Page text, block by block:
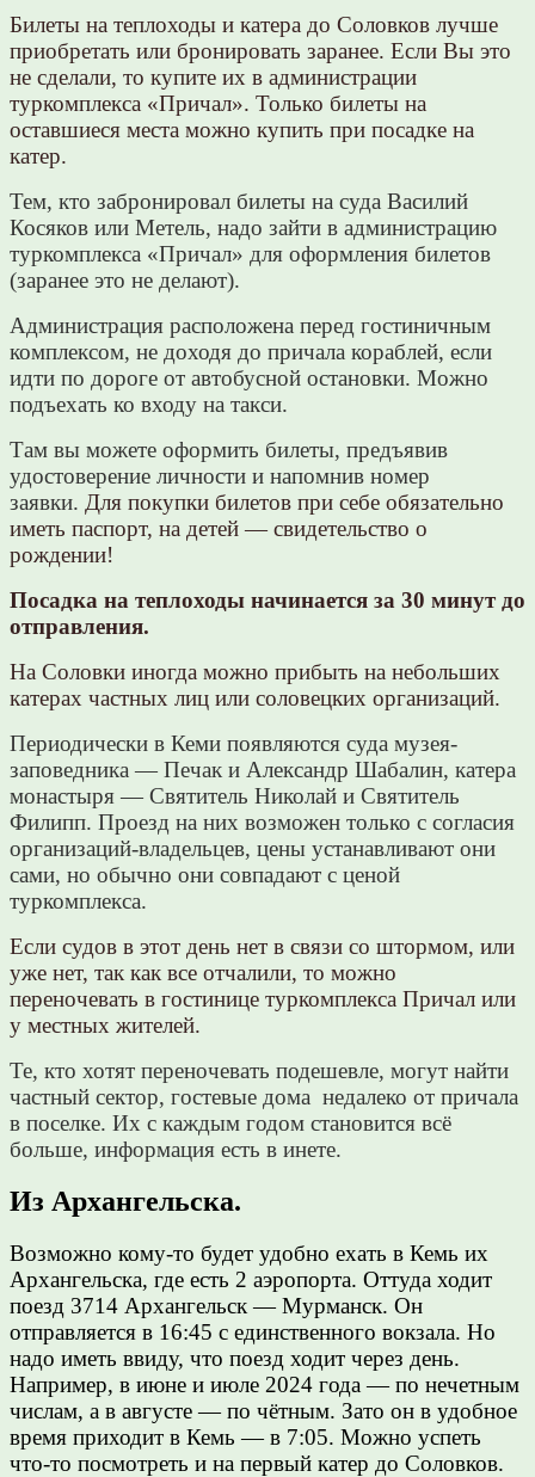
Билеты на теплоходы и катера до Соловков лучше
приобретать или бронировать заранее. Если Вы это
не сделали, то купите их в администрации
туркомплекса «Причал». Только билеты на
оставшиеся места можно купить при посадке на
катер.
Тем, кто забронировал билеты на суда Василий
Косяков или Метель, надо зайти в администрацию
туркомплекса «Причал» для оформления билетов
(заранее это не делают).
Администрация расположена перед гостиничным
комплексом, не доходя до причала кораблей, если
идти по дороге от автобусной остановки. Можно
подъехать ко входу на такси.
Там вы можете оформить билеты, предъявив
удостоверение личности и напомнив номер
заявки. Для покупки билетов при себе обязательно
иметь паспорт, на детей — свидетельство о
рождении!
Посадка на теплоходы начинается за 30 минут до
отправления.
На Соловки иногда можно прибыть на небольших
катерах частных лиц или соловецких организаций.
Периодически в Кеми появляются суда музея-
заповедника — Печак и Александр Шабалин, катера
монастыря — Святитель Николай и Святитель
Филипп. Проезд на них возможен только с согласия
организаций-владельцев, цены устанавливают они
сами, но обычно они совпадают с ценой
туркомплекса.
Если судов в этот день нет в связи со штормом, или
уже нет, так как все отчалили, то можно
переночевать в гостинице туркомплекса Причал или
у местных жителей.
Те, кто хотят переночевать подешевле, могут найти
частный сектор, гостевые дома недалеко от причала
в поселке. Их с каждым годом становится всё
больше, информация есть в инете.
Из Архангельска.
Возможно кому-то будет удобно ехать в Кемь их
Архангельска, где есть 2 аэропорта. Оттуда ходит
поезд 3714 Архангельск — Мурманск. Он
отправляется в 16:45 с единственного вокзала. Но
надо иметь ввиду, что поезд ходит через день.
Например, в июне и июле 2024 года — по нечетным
числам, а в августе — по чётным. Зато он в удобное
время приходит в Кемь — в 7:05. Можно успеть
что-то посмотреть и на первый катер до Соловков.